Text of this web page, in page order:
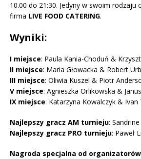
10.00 do 21:30. Jedyny w swoim rodzaju
firma LIVE FOOD CATERING.
Wyniki:
I miejsce: Paula Kania-Choduń &
II miejsce: Maria Głowacka & Robert
III miejsce: Oliwia Kuszel & Piotr
V miejsce: Agnieszka Orlikowska &
IX miejsce: Katarzyna Kowalczyk & Ivan
Najlepszy gracz AM turnieju:
Najlepszy gracz PRO turnieju: Paweł
Nagroda specjalna od organizatorów